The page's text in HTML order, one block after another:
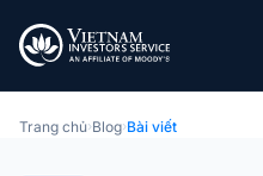
Nhận định Thị trường ·
Trang chủ›Blog›Bài viết